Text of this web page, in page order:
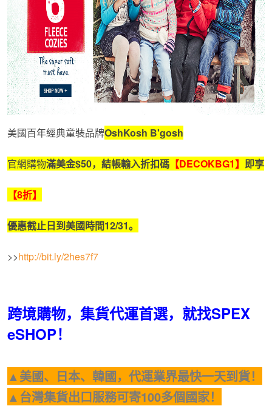
美國百年經典童裝品牌OshKosh B'gosh
官網購物滿美金$50，結帳輸入折扣碼 【DECOKBG1】 即享
【8折】
優惠截止日到美國時間12/31。
>>http://bit.ly/2hes7f7
跨境購物，集貨代運首選，就找SPEX
eSHOP！
▲美國、日本、韓國，代運業界最快一天到貨！
▲台灣集貨出口服務可寄100多個國家！